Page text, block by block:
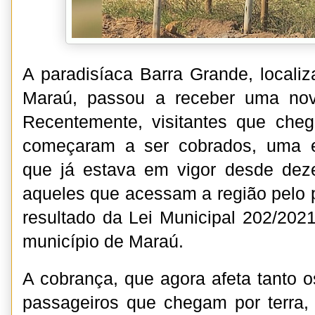
A paradisíaca Barra Grande,
Maraú, passou a receber uma
Recentemente, visitantes que
começaram a ser cobrados, uma
que já estava em vigor desde
aqueles que acessam a região pelo
resultado da Lei Municipal 202/
município de Maraú.
A cobrança, que agora afeta tanto
passageiros que chegam por